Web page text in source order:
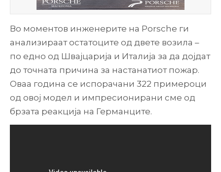
Во моментов инженерите на Porsche ги
анализираат остатоците од двете возила –
по едно од Швајцарија и Италија за да дојдат
до точната причина за настанатиот пожар.
Оваа година се испорачани 322 примероци
од овој модел и импресионирани сме од
брзата реакција на Германците.